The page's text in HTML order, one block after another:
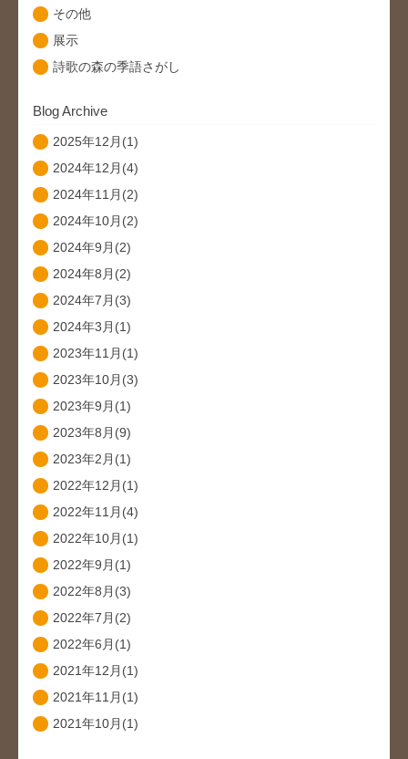
その他
展示
詩歌の森の季語さがし
Blog Archive
2025年12月(1)
2024年12月(4)
2024年11月(2)
2024年10月(2)
2024年9月(2)
2024年8月(2)
2024年7月(3)
2024年3月(1)
2023年11月(1)
2023年10月(3)
2023年9月(1)
2023年8月(9)
2023年2月(1)
2022年12月(1)
2022年11月(4)
2022年10月(1)
2022年9月(1)
2022年8月(3)
2022年7月(2)
2022年6月(1)
2021年12月(1)
2021年11月(1)
2021年10月(1)